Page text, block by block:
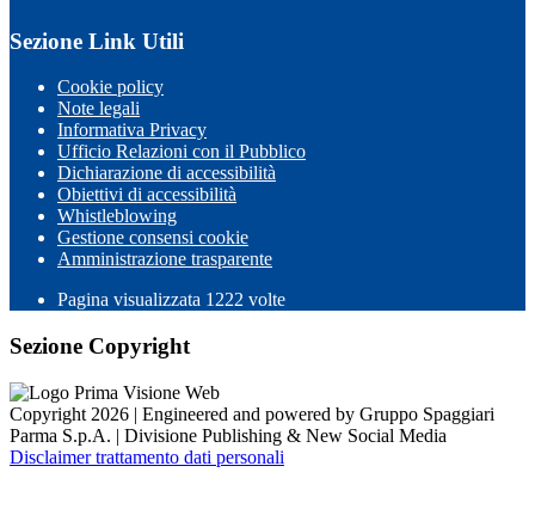
Sezione Link Utili
Cookie policy
Note legali
Informativa Privacy
Ufficio Relazioni con il Pubblico
Dichiarazione di accessibilità
Obiettivi di accessibilità
Whistleblowing
Gestione consensi cookie
Amministrazione trasparente
Pagina visualizzata 1222 volte
Sezione Copyright
Copyright 2026 | Engineered and powered by Gruppo Spaggiari
Parma S.p.A. | Divisione Publishing & New Social Media
Disclaimer trattamento dati personali